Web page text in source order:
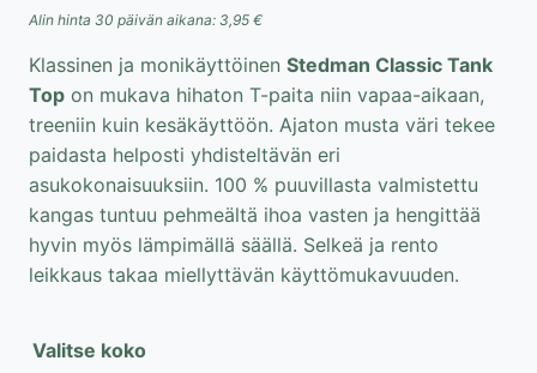
10,45 €.3,95 €.
Alin hinta 30 päivän aikana: 3,95 €
Klassinen ja monikäyttöinen Stedman Classic Tank
Top on mukava hihaton T-paita niin vapaa-aikaan,
treeniin kuin kesäkäyttöön. Ajaton musta väri tekee
paidasta helposti yhdisteltävän eri
asukokonaisuuksiin. 100 % puuvillasta valmistettu
kangas tuntuu pehmeältä ihoa vasten ja hengittää
hyvin myös lämpimällä säällä. Selkeä ja rento
leikkaus takaa miellyttävän käyttömukavuuden.
Valitse koko